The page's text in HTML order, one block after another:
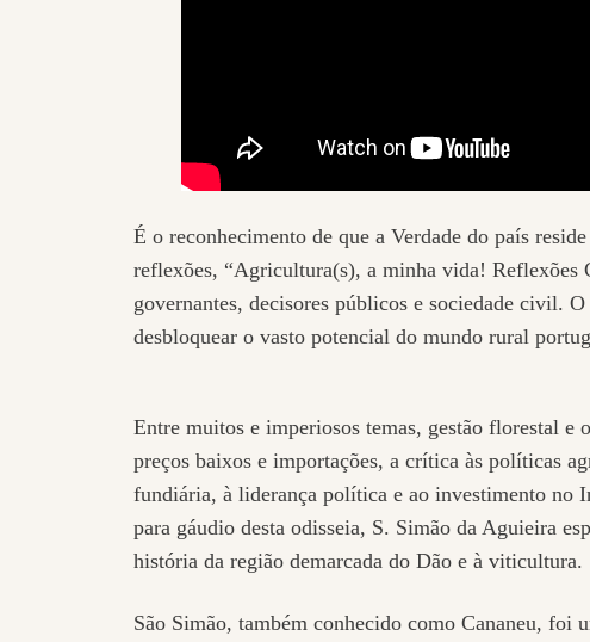
É o reconhecimento de que a Verdade do país
reflexões, “Agricultura(s), a minha vida! Reflexões
governantes, decisores públicos e sociedade civil.
desbloquear o vasto potencial do mundo rural
Entre muitos e imperiosos temas, gestão florestal e
preços baixos e importações, a crítica às políticas
fundiária, à liderança política e ao investimento no
para gáudio desta odisseia, S. Simão da Aguieira
história da região demarcada do Dão e à viticultura.
São Simão, também conhecido como Cananeu, foi